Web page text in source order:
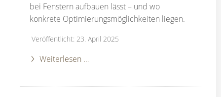
bei Fenstern aufbauen lässt – und wo
konkrete Optimierungsmöglichkeiten liegen.
Veröffentlicht: 23. April 2025
Weiterlesen …